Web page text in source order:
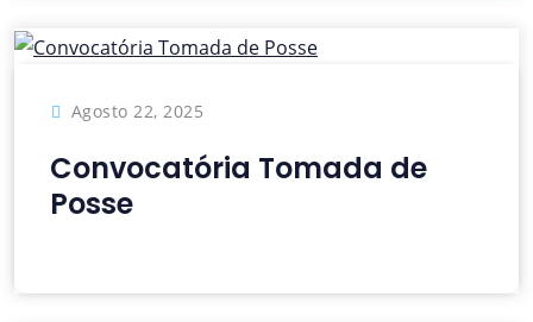
Agosto 22, 2025
Convocatória Tomada de
Posse